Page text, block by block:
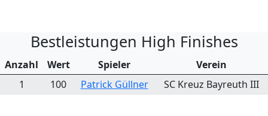
Bestleistungen High Finishes
Anzahl Wert Spieler
Verein
1
100 Patrick Güllner SC Kreuz Bayreuth III